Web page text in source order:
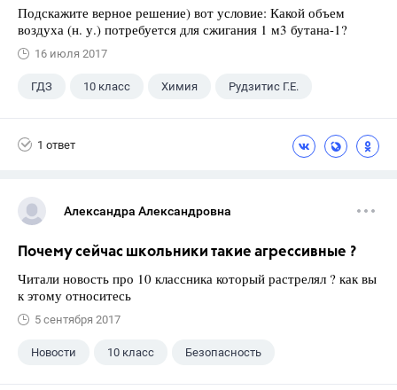
Подскажите верное решение) вот условие: Какой объем
воздуха (н. у.) потребуется для сжигания 1 м3 бутана-1?
16 июля 2017
ГДЗ 10 класс Химия Рудзитис Г.Е.
1 ответ
Александра Александровна
Почему сейчас школьники такие агрессивные ?
Читали новость про 10 классника который растрелял ? как вы
к этому относитесь
5 сентября 2017
Новости 10 класс Безопасность